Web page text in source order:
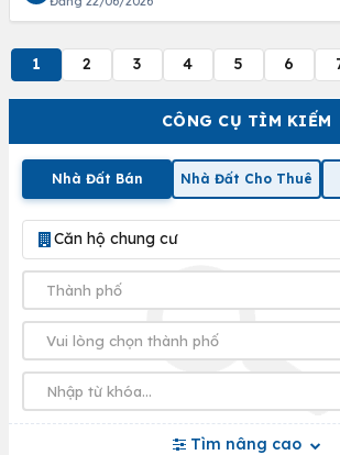
CÔNG CỤ TÌM KIẾM
Nhà Đất Bán Nhà Đất Cho Thuê
Căn hộ chung cư
Tìm nâng cao
1 2 3 4 5 6